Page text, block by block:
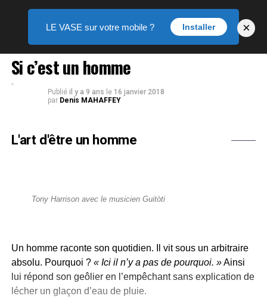
THÉÂTRE
Si c’est un homme
Publié il y a 9 ans le 16 janvier 2018
par Denis MAHAFFEY
L'art d'être un homme
Tony Harrison avec le musicien Guitòti
Un homme raconte son quotidien. Il vit sous un arbitraire
absolu. Pourquoi ? « Ici il n’y a pas de pourquoi. »Ainsi
lui répond son geôlier en l’empêchant sans explication de
lécher un glaçon d’eau de pluie.
LE VASE sur votre mobile ? Installer ×